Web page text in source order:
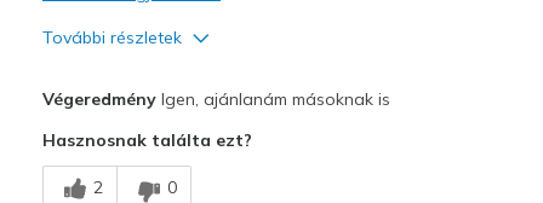
További részletek
Comfortable
VégeredményIgen, ajánlanám másoknak is
Hasznosnak találta ezt?
2 0